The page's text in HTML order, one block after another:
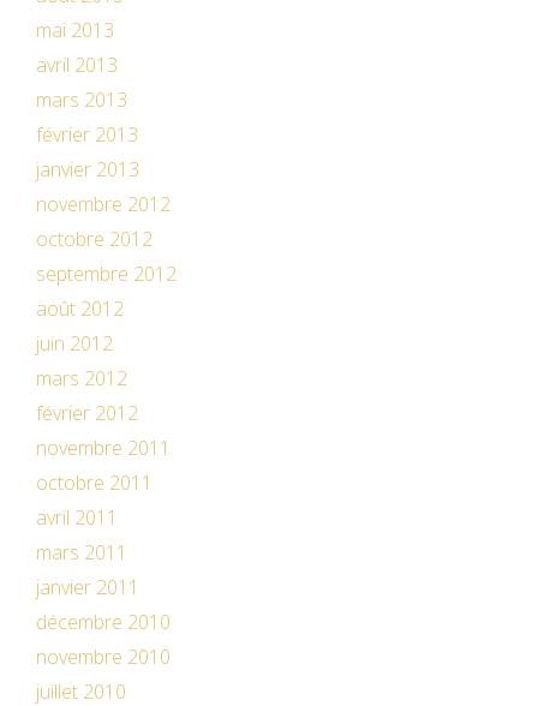
mai 2013
avril 2013
mars 2013
février 2013
janvier 2013
novembre 2012
octobre 2012
septembre 2012
août 2012
juin 2012
mars 2012
février 2012
novembre 2011
octobre 2011
avril 2011
mars 2011
janvier 2011
décembre 2010
novembre 2010
juillet 2010